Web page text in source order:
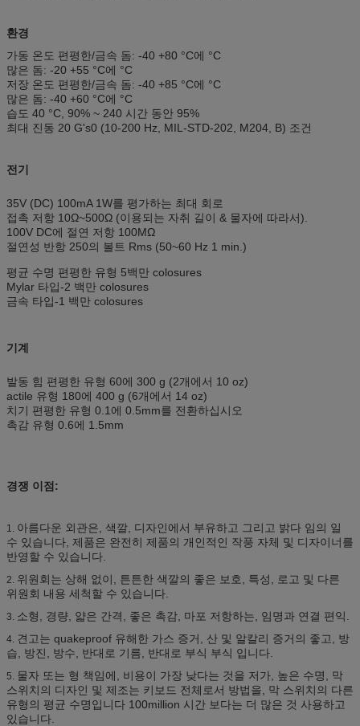
환경
가동 온도 편평한/금속 돔: -40 +80 °C에 °C
많은 돔: -20 +55 °C에 °C
저장 온도 편평한/금속 돔: -40 +85 °C에 °C
많은 돔: -40 +60 °C에 °C
습도 40 °C, 90% ~ 240 시간 동안 95%
최대 진동 20 G's0 (10-200 Hz, MIL-STD-202, M204, B) 조건
전기
35V (DC) 100mA 1W를 평가하는 최대 회로
접촉 저항 10Ω~500Ω (이용되는 자취 길이 & 물자에 따라서).
100V DC에 절연 저항 100MΩ
절연성 반항 250의 볼트 Rms (50~60 Hz 1 min.)
평균 수명 편평한 유형 5백만 colosures
Mylar 타입-2 백만 colosures
금속 타입-1 백만 colosures
기계
발동 힘 편평한 유형 60에 300 g (2개에서 10 oz)
actile 유형 180에 400 g (6개에서 14 oz)
치기 편평한 유형 0.1에 0.5mm를 전환하십시오
촉감 유형 0.6에 1.5mm
경쟁 이점:
1. 아름다운 외관은, 색깔, 디자인에서 부유하고 그리고 밝다 임의 일
수 있습니다, 제품은 완전히 제품의 개인적인 작풍 자체 및 디자이너를
반영할 수 있습니다.
2. 위원회는 상해 없이, 튼튼한 색깔의 좋은 보호, 특성, 로고 및 다른
위원회 내용 세척할 수 있습니다.
3. 소형, 경량, 얇은 간격, 좋은 촉감, 마포 저항하는, 임명과 연결 편익.
4. 견고는 quakeproof 유해한 가스 증거, 산 및 알칼리 증거의 좋고, 방
습, 방진, 방수, 반대로 기름, 반대로 부식 부식 입니다.
5. 물자 또는 형 책임에, 비용이 가장 낮다는 것을 저가, 높은 수명, 막
스위치의 디자인 및 제조는 키보드 전체로서 방법을, 막 스위치의 다른
유형의 평균 수명입니다 100million 시간 보다는 더 많은 것 사용하고
있습니다.